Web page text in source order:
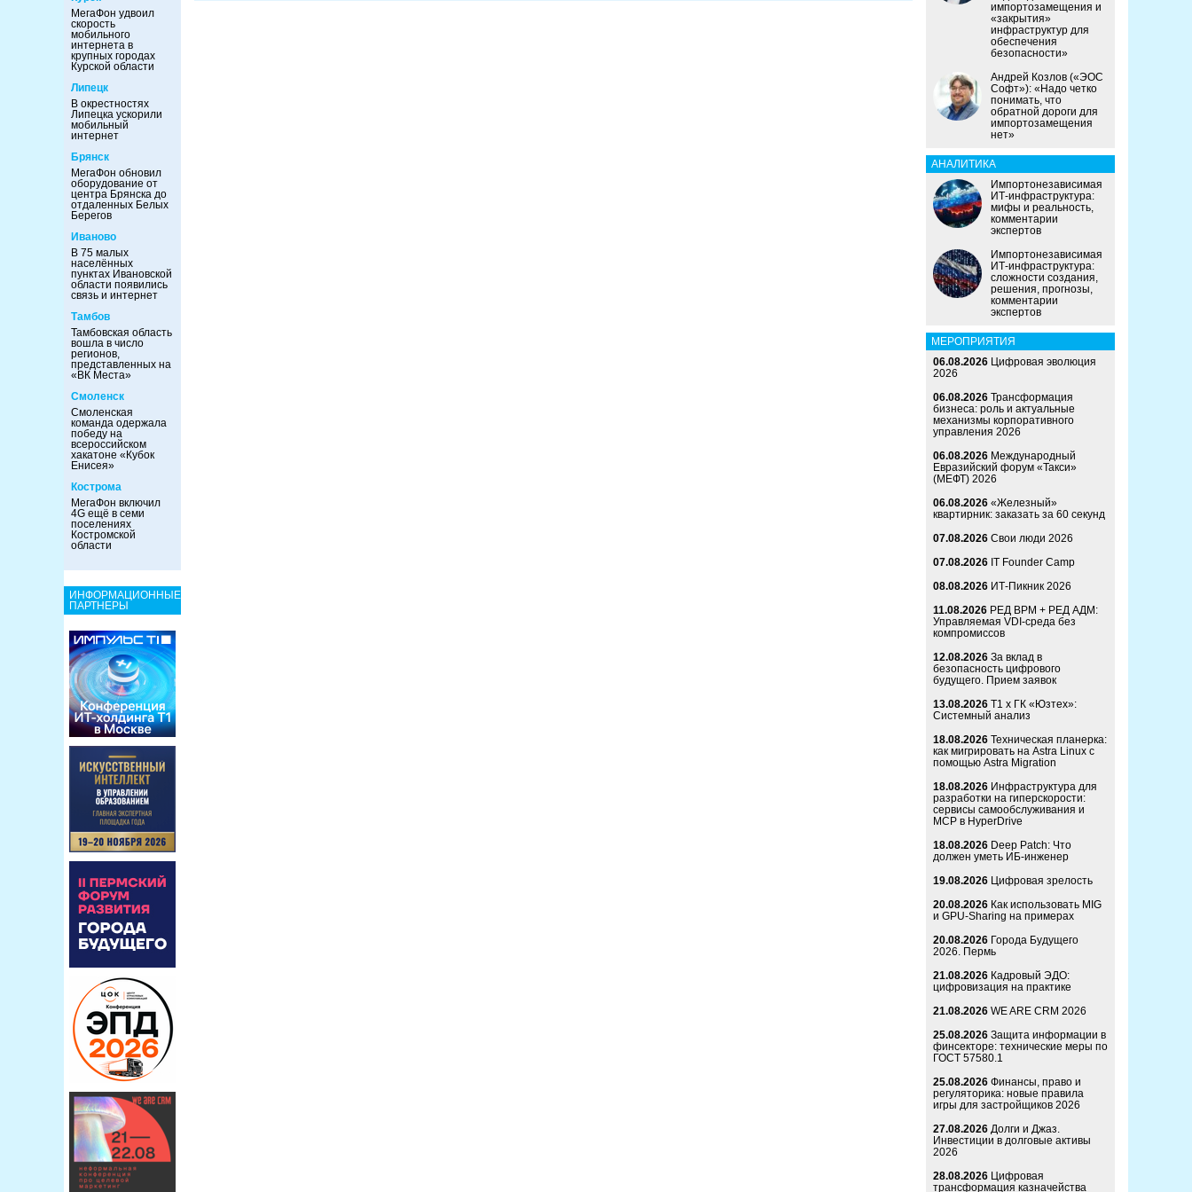
МегаФон удвоил
скорость
мобильного
интернета в
крупных городах
Курской области
Липецк
В окрестностях
Липецка ускорили
мобильный
интернет
Брянск
МегаФон обновил
оборудование от
центра Брянска до
отдаленных Белых
Берегов
Иваново
В 75 малых
населённых
пунктах Ивановской
области появились
связь и интернет
Тамбов
Тамбовская область
вошла в число
регионов,
представленных на
«ВК Места»
Смоленск
Смоленская
команда одержала
победу на
всероссийском
хакатоне «Кубок
Енисея»
Кострома
МегаФон включил
4G ещё в семи
поселениях
Костромской
области
ИНФОРМАЦИОННЫЕ
ПАРТНЕРЫ
импортозамещения и
«закрытия»
инфраструктур для
обеспечения
безопасности»
Андрей Козлов («ЭОС
Софт»): «Надо четко
понимать, что
обратной дороги для
импортозамещения
нет»
АНАЛИТИКА
Импортонезависимая
ИТ-инфраструктура:
мифы и реальность,
комментарии
экспертов
Импортонезависимая
ИТ-инфраструктура:
сложности создания,
решения, прогнозы,
комментарии
экспертов
МЕРОПРИЯТИЯ
06.08.2026 Цифровая эволюция
2026
06.08.2026 Трансформация
бизнеса: роль и актуальные
механизмы корпоративного
управления 2026
06.08.2026 Международный
Евразийский форум «Такси»
(МЕФТ) 2026
06.08.2026 «Железный»
квартирник: заказать за 60 секунд
07.08.2026 Свои люди 2026
07.08.2026 IT Founder Camp
08.08.2026 ИТ-Пикник 2026
11.08.2026 РЕД ВРМ + РЕД АДМ:
Управляемая VDI-среда без
компромиссов
12.08.2026 За вклад в
безопасность цифрового
будущего. Прием заявок
13.08.2026 Т1 x ГК «Юзтех»:
Системный анализ
18.08.2026 Техническая планерка:
как мигрировать на Astra Linux с
помощью Astra Migration
18.08.2026 Инфраструктура для
разработки на гиперскорости:
сервисы самообслуживания и
MCP в HyperDrive
18.08.2026 Deep Patch: Что
должен уметь ИБ-инженер
19.08.2026 Цифровая зрелость
20.08.2026 Как использовать MIG
и GPU-Sharing на примерах
20.08.2026 Города Будущего
2026. Пермь
21.08.2026 Кадровый ЭДО:
цифровизация на практике
21.08.2026 WE ARE CRM 2026
25.08.2026 Защита информации в
финсекторе: технические меры по
ГОСТ 57580.1
25.08.2026 Финансы, право и
регуляторика: новые правила
игры для застройщиков 2026
27.08.2026 Долги и Джаз.
Инвестиции в долговые активы
2026
28.08.2026 Цифровая
трансформация казначейства